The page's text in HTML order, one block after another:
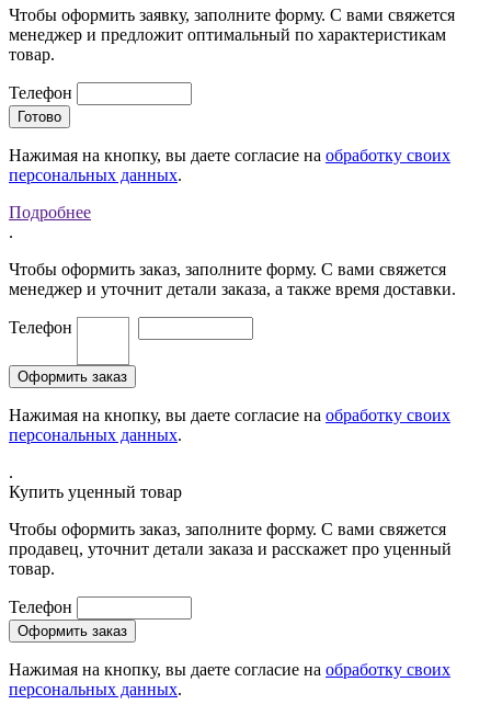
Чтобы оформить заявку, заполните форму. С вами свяжется
менеджер и предложит оптимальный по характеристикам
товар.
Телефон
Нажимая на кнопку, вы даете согласие на обработку своих
персональных данных.
Подробнее
.
Чтобы оформить заказ, заполните форму. С вами свяжется
менеджер и уточнит детали заказа, а также время доставки.
Телефон
Нажимая на кнопку, вы даете согласие на обработку своих
персональных данных.
.
Купить уценный товар
Чтобы оформить заказ, заполните форму. С вами свяжется
продавец, уточнит детали заказа и расскажет про уценный
товар.
Телефон
Нажимая на кнопку, вы даете согласие на обработку своих
персональных данных.